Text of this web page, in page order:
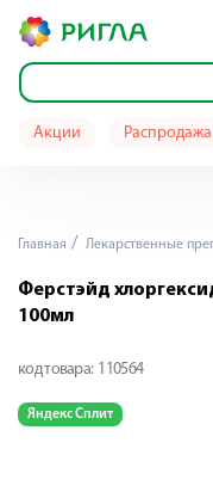
Акции Распродажа
Главная Лекарственные
Ферстэйд
100мл
код товара: 110564
Яндекс Сплит